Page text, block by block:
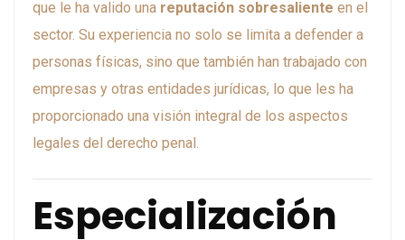
que le ha valido una reputación sobresaliente en el
sector. Su experiencia no solo se limita a defender a
personas físicas, sino que también han trabajado con
empresas y otras entidades jurídicas, lo que les ha
proporcionado una visión integral de los aspectos
legales del derecho penal.
Especialización